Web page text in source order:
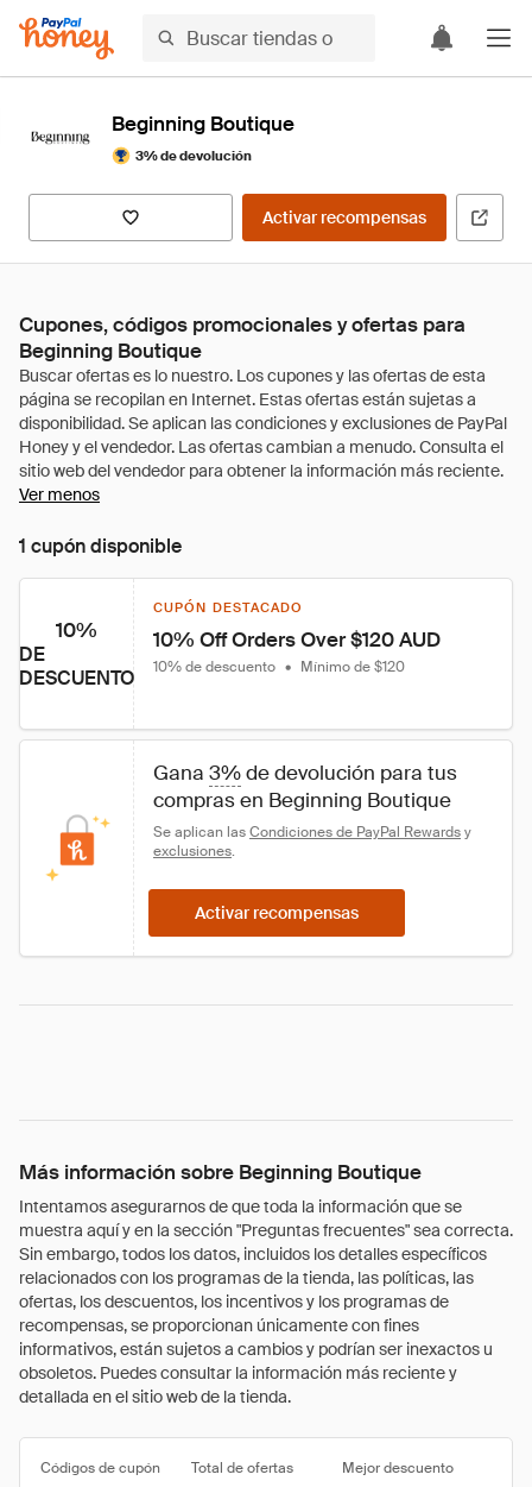
Beginning Boutique
3% de devolución
Activar recompensas
Cupones, códigos promocionales y ofertas para
Beginning Boutique
Ver menos
1 cupón disponible
10%
DE
DESCUENTO
CUPÓN DESTACADO
10% Off Orders Over $120 AUD
10% de descuento • Mínimo de $120
Gana 3% de devolución para tus
compras en Beginning Boutique
Se aplican las Condiciones de PayPal Rewards y
exclusiones.
Activar recompensas
Más información sobre Beginning Boutique
Intentamos asegurarnos de que toda la información que se
muestra aquí y en la sección "Preguntas frecuentes" sea correcta.
Sin embargo, todos los datos, incluidos los detalles específicos
relacionados con los programas de la tienda, las políticas, las
ofertas, los descuentos, los incentivos y los programas de
recompensas, se proporcionan únicamente con fines
informativos, están sujetos a cambios y podrían ser inexactos u
obsoletos. Puedes consultar la información más reciente y
detallada en el sitio web de la tienda.
Códigos de cupón Total de ofertas Mejor descuento